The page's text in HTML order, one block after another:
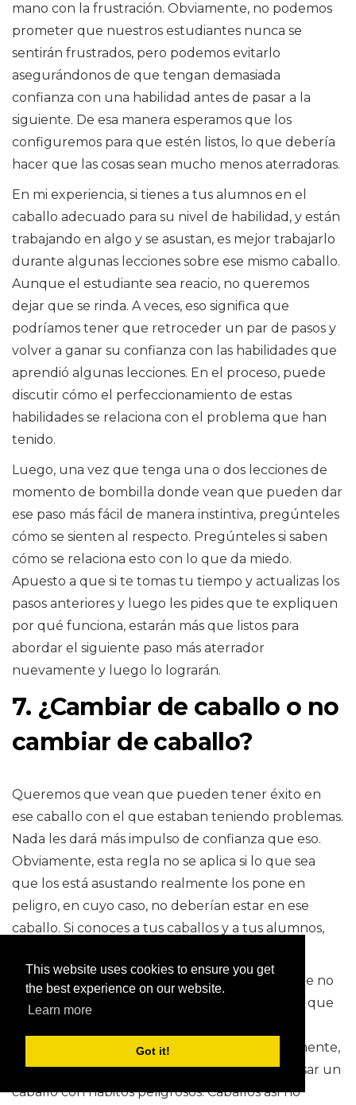
This website uses cookies to ensure you get
the best experience on our website.
Learn more
Got it!
mano con la frustración. Obviamente, no podemos
prometer que nuestros estudiantes nunca se
sentirán frustrados, pero podemos evitarlo
asegurándonos de que tengan demasiada
confianza con una habilidad antes de pasar a la
siguiente. De esa manera esperamos que los
configuremos para que estén listos, lo que debería
hacer que las cosas sean mucho menos aterradoras.
En mi experiencia, si tienes a tus alumnos en el
caballo adecuado para su nivel de habilidad, y están
trabajando en algo y se asustan, es mejor trabajarlo
durante algunas lecciones sobre ese mismo caballo.
Aunque el estudiante sea reacio, no queremos
dejar que se rinda. A veces, eso significa que
podríamos tener que retroceder un par de pasos y
volver a ganar su confianza con las habilidades que
aprendió algunas lecciones. En el proceso, puede
discutir cómo el perfeccionamiento de estas
habilidades se relaciona con el problema que han
tenido.
Luego, una vez que tenga una o dos lecciones de
momento de bombilla donde vean que pueden dar
ese paso más fácil de manera instintiva, pregúnteles
cómo se sienten al respecto. Pregúnteles si saben
cómo se relaciona esto con lo que da miedo.
Apuesto a que si te tomas tu tiempo y actualizas los
pasos anteriores y luego les pides que te expliquen
por qué funciona, estarán más que listos para
abordar el siguiente paso más aterrador
nuevamente y luego lo lograrán.
7. ¿Cambiar de caballo o no
cambiar de caballo?
Queremos que vean que pueden tener éxito en
ese caballo con el que estaban teniendo problemas.
Nada les dará más impulso de confianza que eso.
Obviamente, esta regla no se aplica si lo que sea
que los está asustando realmente los pone en
peligro, en cuyo caso, no deberían estar en ese
caballo. Si conoces a tus caballos y a tus alumnos,
Estoy hablando de superar el temor general de no
saber qué hacer cuando eres un nuevo piloto que
experimentan en los caballos de clase. Obviamente,
ningún jinete principiante o temeroso debe usar un
caballo con hábitos peligrosos. Caballos así no